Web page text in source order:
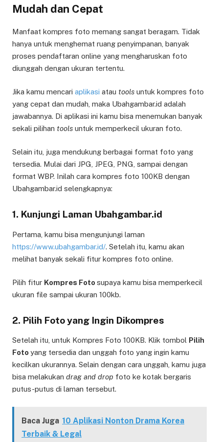
Mudah dan Cepat
Manfaat kompres foto memang sangat beragam. Tidak
hanya untuk menghemat ruang penyimpanan, banyak
proses pendaftaran online yang mengharuskan foto
diunggah dengan ukuran tertentu.
Jika kamu mencari aplikasi atau tools untuk kompres foto
yang cepat dan mudah, maka Ubahgambar.id adalah
jawabannya. Di aplikasi ini kamu bisa menemukan banyak
sekali pilihan tools untuk memperkecil ukuran foto.
Selain itu, juga mendukung berbagai format foto yang
tersedia. Mulai dari JPG, JPEG, PNG, sampai dengan
format WBP. Inilah cara kompres foto 100KB dengan
Ubahgambar.id selengkapnya:
1. Kunjungi Laman Ubahgambar.id
Pertama, kamu bisa mengunjungi laman
https://www.ubahgambar.id/. Setelah itu, kamu akan
melihat banyak sekali fitur kompres foto online.
Pilih fitur Kompres Foto supaya kamu bisa memperkecil
ukuran file sampai ukuran 100kb.
2. Pilih Foto yang Ingin Dikompres
Setelah itu, untuk Kompres Foto 100KB. Klik tombol Pilih
Foto yang tersedia dan unggah foto yang ingin kamu
kecilkan ukurannya. Selain dengan cara unggah, kamu juga
bisa melakukan drag and drop foto ke kotak bergaris
putus-putus di laman tersebut.
Baca Juga 10 Aplikasi Nonton Drama Korea
Terbaik & Legal